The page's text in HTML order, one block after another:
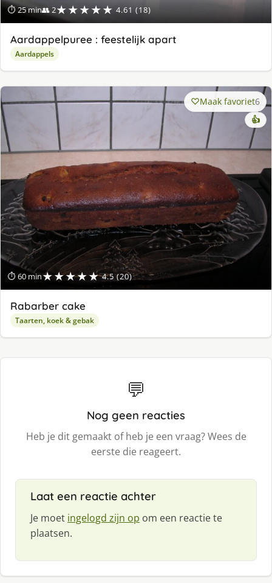
⏱ 25 min👥 2★★★★★ 4.61 (18)
Aardappelpuree : feestelijk apart
Aardappels
⏱ 60 min★★★★★ 4.5 (20)
Maak favoriet6
👍
Rabarber cake
Taarten, koek & gebak
💬
Nog geen reacties
Heb je dit gemaakt of heb je een vraag? Wees de
eerste die reageert.
Laat een reactie achter
Je moet ingelogd zijn op om een reactie te
plaatsen.